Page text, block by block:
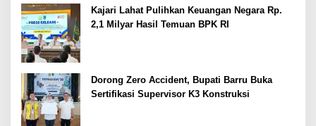
Kajari Lahat Pulihkan Keuangan Negara Rp.
2,1 Milyar Hasil Temuan BPK RI
Dorong Zero Accident, Bupati Barru Buka
Sertifikasi Supervisor K3 Konstruksi